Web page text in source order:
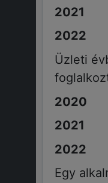
Üzleti
Egy